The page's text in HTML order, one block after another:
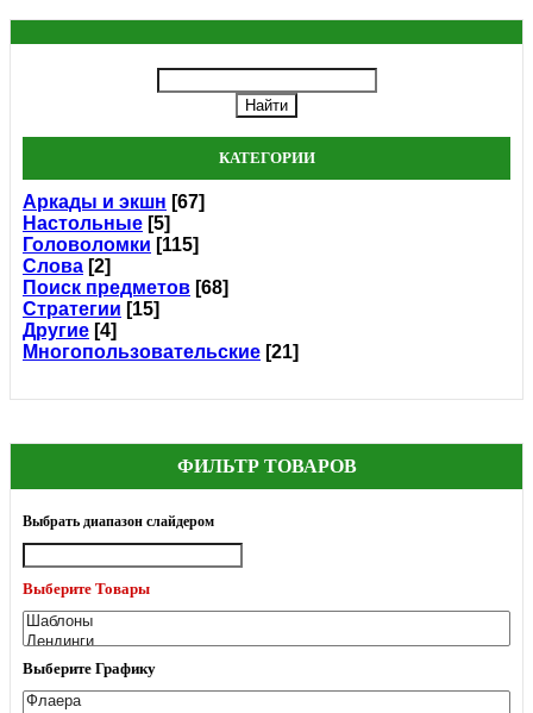
КАТЕГОРИИ
Аркады и экшн [67]
Настольные [5]
Головоломки [115]
Слова [2]
Поиск предметов [68]
Стратегии [15]
Другие [4]
Многопользовательские [21]
ФИЛЬТР ТОВАРОВ
Выбрать диапазон слайдером
Выберите Товары
Выберите Графику